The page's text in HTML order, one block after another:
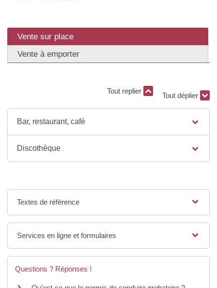
Vente sur place
Vente à emporter
Tout replier
Bar, restaurant, café
Discothèque
Textes de référence
Services en ligne et formulaires
Questions ? Réponses !